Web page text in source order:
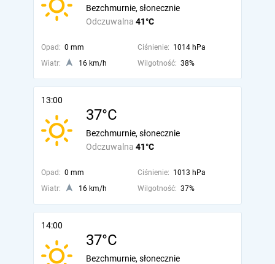
Odczuwalna 41°C
Bezchmurnie, słonecznie
Opad: 0 mm Ciśnienie: 1014 hPa
Wiatr:
16 km/h Wilgotność: 38%
13:00
37°C
Odczuwalna 41°C
Bezchmurnie, słonecznie
Opad: 0 mm Ciśnienie: 1013 hPa
Wiatr:
16 km/h Wilgotność: 37%
14:00
37°C
Bezchmurnie, słonecznie